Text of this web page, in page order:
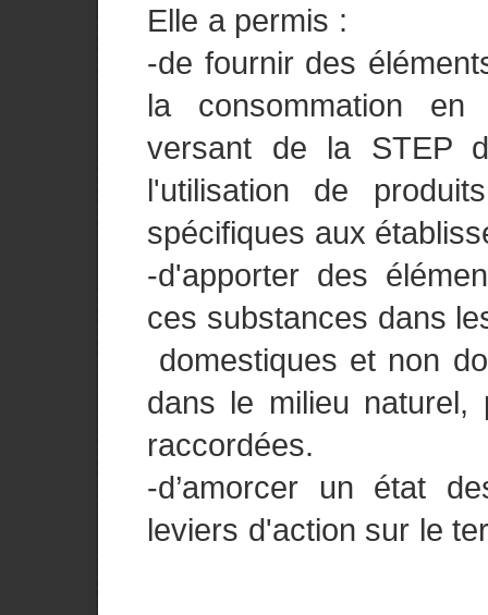
Elle a permis :
-de fournir des
la consommation
versant de la STEP
l'utilisation de
spécifiques aux
-d'apporter des
ces substances dans
domestiques et non
dans le milieu
raccordées.
-d’amorcer un état
leviers d'action sur le